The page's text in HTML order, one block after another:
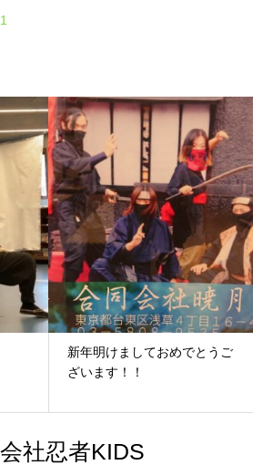
ご
平日は集中して修行できるチ
ャンス！！
社忍者KIDS